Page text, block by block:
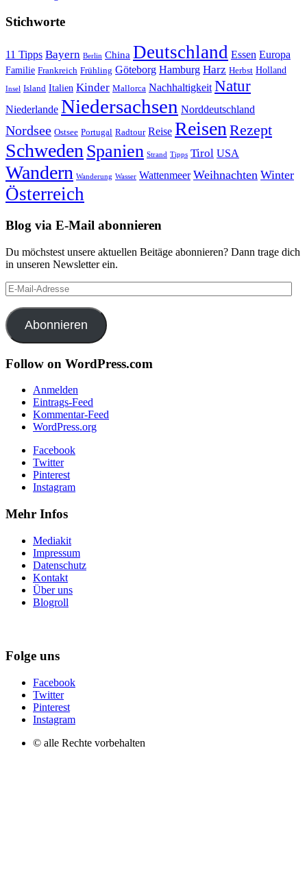
Stichworte
11 Tipps Bayern Berlin China Deutschland Essen Europa
Familie Frankreich Frühling Göteborg Hamburg Harz Herbst Holland
Insel Island Italien Kinder Mallorca Nachhaltigkeit Natur
Niederlande Niedersachsen Norddeutschland
Nordsee Ostsee Portugal Radtour Reise ReisenRezept
SchwedenSpanien Strand Tipps Tirol USA
Wandern Wanderung Wasser Wattenmeer Weihnachten Winter
Österreich
Blog via E-Mail abonnieren
Du möchstest unsere aktuellen Beitäge abonnieren? Dann trage dich
in unseren Newsletter ein.
E-
Mail-
Adresse
Abonnieren
Follow on WordPress.com
Anmelden
Eintrags-Feed
Kommentar-Feed
WordPress.org
Facebook
Twitter
Pinterest
Instagram
Mehr Infos
Mediakit
Impressum
Datenschutz
Kontakt
Über uns
Blogroll
Folge uns
Facebook
Twitter
Pinterest
Instagram
© alle Rechte vorbehalten